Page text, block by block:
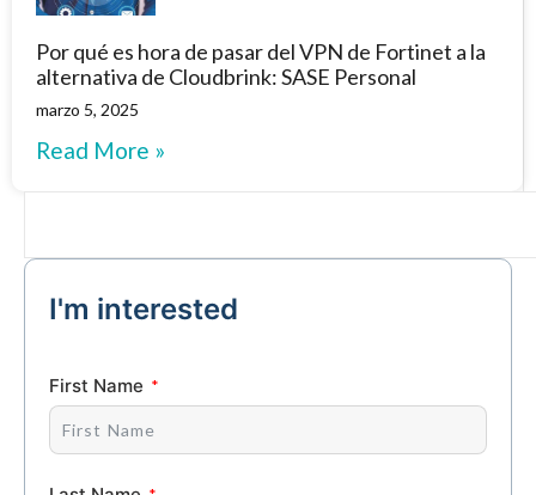
Por qué es hora de pasar del VPN de Fortinet a la
alternativa de Cloudbrink: SASE Personal
marzo 5, 2025
Read More »
I'm interested
First Name